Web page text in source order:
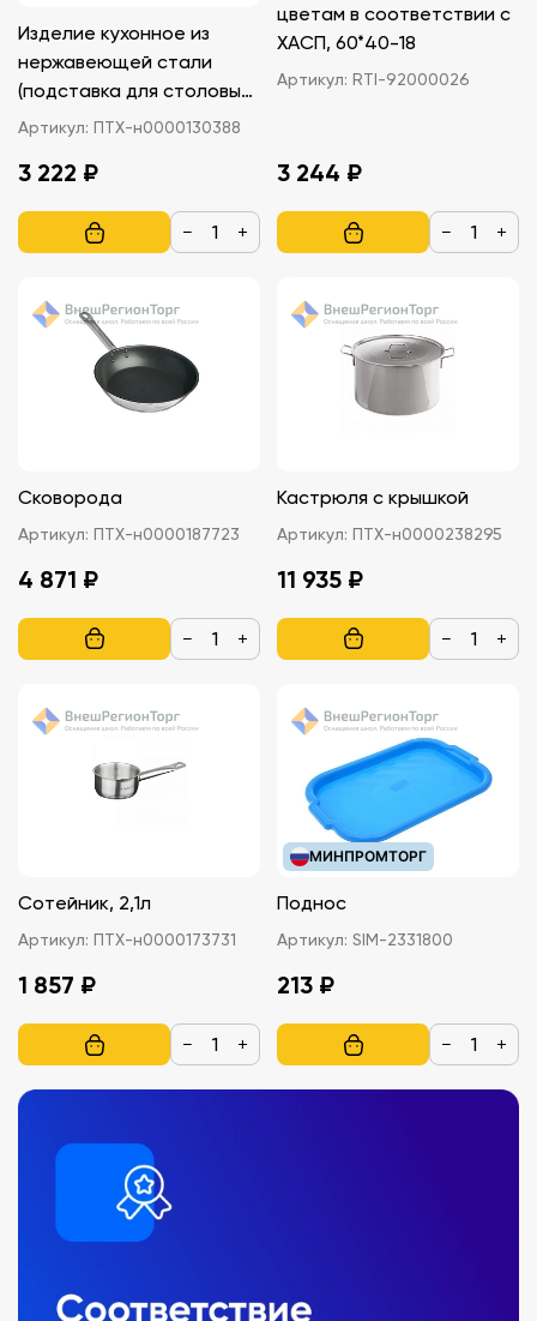
Изделие кухонное из
нержавеющей стали
(подставка для столовых
приборов)
Артикул: ПТХ-н0000130388
3 222 ₽
− +
цветам в соответствии с
ХАСП, 60*40-18
Артикул: RTI-92000026
3 244 ₽
− +
Сковорода
Артикул: ПТХ-н0000187723
4 871 ₽
− +
Кастрюля с крышкой
Артикул: ПТХ-н0000238295
11 935 ₽
− +
Сотейник, 2,1л
Артикул: ПТХ-н0000173731
1 857 ₽
− +
МИНПРОМТОРГ
Поднос
Артикул: SIM-2331800
213 ₽
− +